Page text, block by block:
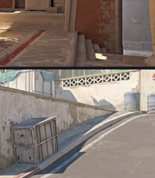
Скопировать